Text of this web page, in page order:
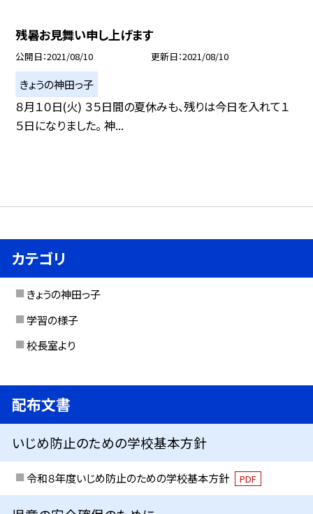
残暑お見舞い申し上げます
公開日 2021/08/10 更新日 2021/08/10
きょうの神田っ子
８月１０日(火) ３５日間の夏休みも、残りは今日を入れて１
５日になりました。 神...
カテゴリ
きょうの神田っ子
学習の様子
校長室より
配布文書
いじめ防止のための学校基本方針
令和８年度いじめ防止のための学校基本方針 PDF